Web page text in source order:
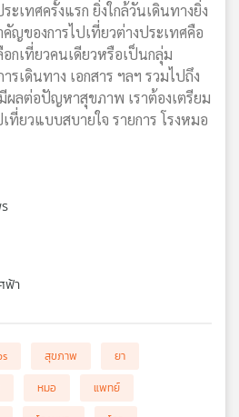
ะเทศครั้งแรก ยิ่งใกล้วันเดินทางยิ่ง
ของการไปเที่ยวต่างประเทศคือ
กเที่ยวคนเดียวหรือเป็นกลุ่ม
เดินทาง เอกสาร ฯลฯ รวมไปถึง
ผลต่อปัญหาสุขภาพ เราต้องเตรียม
ที่ยวแบบสบายใจ รายการ โรงหมอ
ฟ้า
สุขภาพ
ยา
หมอ
แพทย์